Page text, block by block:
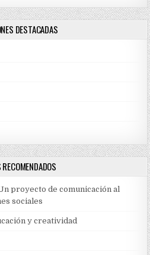
DESTACADAS
Un proyecto de comunicación al
sociales
y creatividad